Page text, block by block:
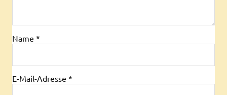
Name *
E-Mail-Adresse *